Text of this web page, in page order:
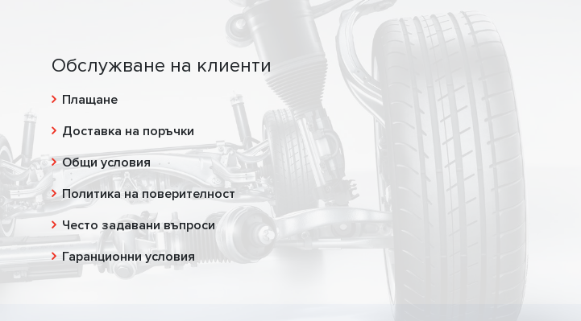
Обслужване на клиенти
Плащане
Доставка на поръчки
Общи условия
Политика на поверителност
Често задавани въпроси
Гаранционни условия